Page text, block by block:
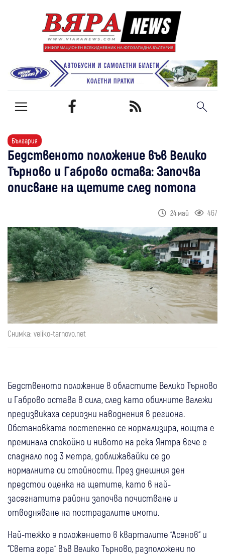
България
Бедственото положение във Велико
Търново и Габрово остава: Започва
описване на щетите след потопа
24 май 467
Снимка: veliko-tarnovo.net
Бедственото положение в областите Велико Търново
и Габрово остава в сила, след като обилните валежи
предизвикаха сериозни наводнения в региона.
Обстановката постепенно се нормализира, нощта е
преминала спокойно и нивото на река Янтра вече е
спаднало под 3 метра, доближавайки се до
нормалните си стойности. През днешния ден
предстои оценка на щетите, като в най-
засегнатите райони започва почистване и
отводняване на пострадалите имоти.
Най-тежко е положението в кварталите “Асенов“ и
“Света гора“ във Велико Търново, разположени по